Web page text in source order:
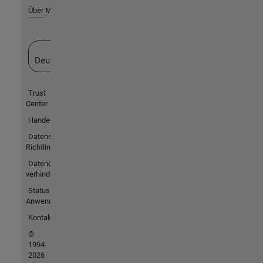
Über MathWorks
Deutschland
Trust
Center
Handelsmarken
Datenschutz-
Richtlinien
Datendiebstahl
verhindern
Status von
Anwendungen
Kontakt
©
1994-
2026